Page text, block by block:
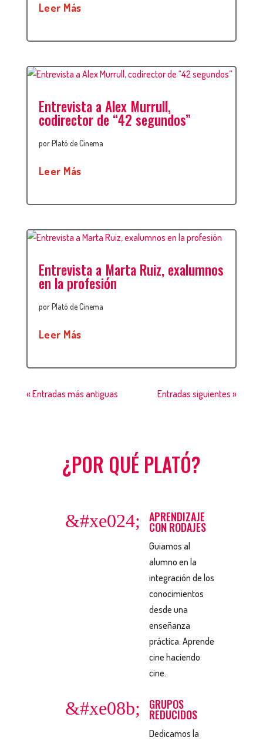
Leer Más
Entrevista a Alex Murrull,
codirector de “42 segundos”
porPlató de Cinema
Leer Más
Entrevista a Marta Ruiz, exalumnos
en la profesión
porPlató de Cinema
Leer Más
« Entradas más antiguas Entradas siguientes »
¿POR QUÉ PLATÓ?
&#xe024; APRENDIZAJE
CON RODAJES
Guiamos al
alumno en la
integración de los
conocimientos
desde una
enseñanza
práctica. Aprende
cine haciendo
cine.
&#xe08b; GRUPOS
REDUCIDOS
Dedicamos la